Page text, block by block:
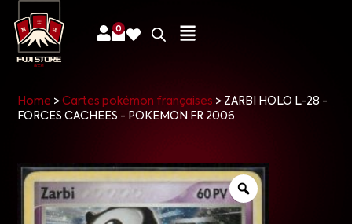
0
Home >Cartes pokémon françaises > ZARBI HOLO L-28 -
FORCES CACHEES - POKEMON FR 2006